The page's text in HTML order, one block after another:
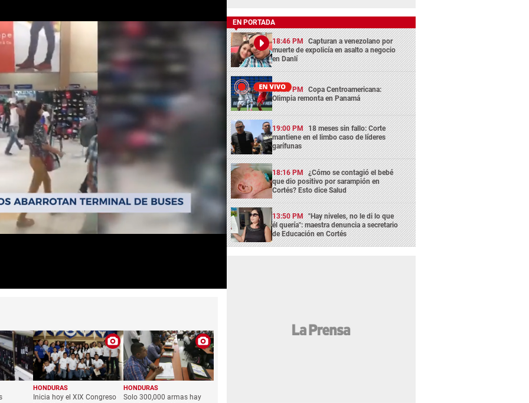
HONDURAS
Inicia hoy el XIX Congreso
HONDURAS
Solo 300,000 armas hay
EN PORTADA
18:46 PM Capturan a venezolano por
muerte de expolicía en asalto a negocio
en Danlí
13:29 PM Copa Centroamericana:
Olimpia remonta en Panamá
19:00 PM 18 meses sin fallo: Corte
mantiene en el limbo caso de líderes
garífunas
18:16 PM ¿Cómo se contagió el bebé
que dio positivo por sarampión en
Cortés? Esto dice Salud
13:50 PM "Hay niveles, no le di lo que
él quería": maestra denuncia a secretario
de Educación en Cortés